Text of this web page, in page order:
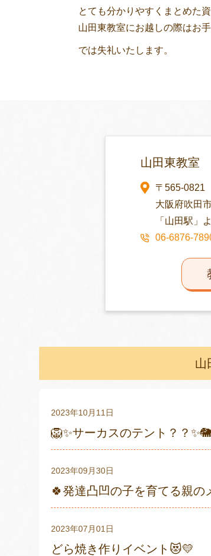
とても分かりやすくまとめた
山田東教室にお越しの際はお
では失礼いたします。
山田東教室
〒565-0821
大阪府吹田
「山田駅」
06-6876-
山
2023年10月11日
🦁✨サーカスのテント？？
2023年09月30日
🍀発達凸凹の子を育てる親の
2023年07月01日
どら焼き作りイベント😻💛